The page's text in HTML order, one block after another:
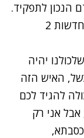
הנכון לתפקיד.
רוצים לקבל עדכונים נוספים? הצטרפו לחדשות 2
יהיה
האיש הזה
להגיד לכם
אני רק